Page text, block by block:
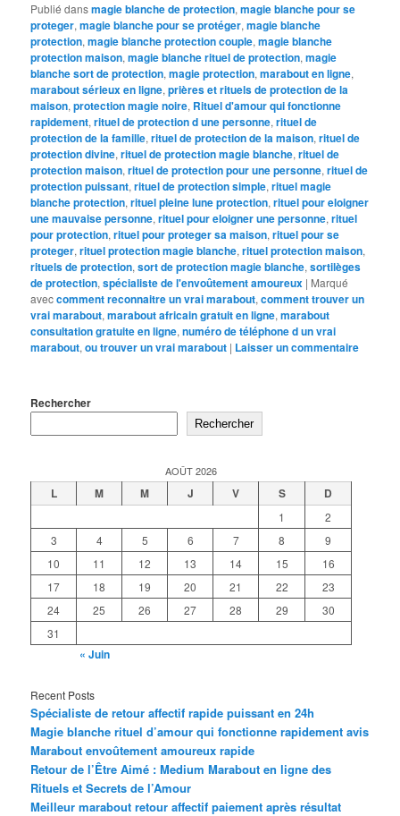
Publié dansmagie blanche de protection,magie blanche pour se
proteger,magie blanche pour se protéger,magie blanche
protection,magie blanche protection couple,magie blanche
protection maison,magie blanche rituel de protection,magie
blanche sort de protection,magie protection,marabout en ligne,
marabout sérieux en ligne,prières et rituels de protection de la
maison,protection magie noire, Rituel d'amour qui fonctionne
rapidement,rituel de protection d une personne,rituel de
protection de la famille,rituel de protection de la maison,rituel de
protection divine,rituel de protection magie blanche,rituel de
protection maison,rituel de protection pour une personne,rituel de
protection puissant,rituel de protection simple,rituel magie
blanche protection,rituel pleine lune protection,rituel pour eloigner
une mauvaise personne,rituel pour eloigner une personne,rituel
pour protection,rituel pour proteger sa maison,rituel pour se
proteger,rituel protection magie blanche,rituel protection maison,
rituels de protection,sort de protection magie blanche,sortilèges
de protection,spécialiste de l'envoûtement amoureux | Marqué
aveccomment reconnaitre un vrai marabout,comment trouver un
vrai marabout,marabout africain gratuit en ligne,marabout
consultation gratuite en ligne,numéro de téléphone d un vrai
marabout,ou trouver un vrai marabout | Laisser un commentaire
Rechercher
Rechercher
AOÛT 2026
L M M J V S D
1
2
3
4 5 6 7 8
9
10
11 12 13 14 15
16
17
18 19 20 21 22
23
24
25 26 27 28 29
30
31
« Juin
Recent Posts
Spécialiste de retour affectif rapide puissant en 24h
Magie blanche rituel d’amour qui fonctionne rapidement avis
Marabout envoûtement amoureux rapide
Retour de l’Être Aimé : Medium Marabout en ligne des
Rituels et Secrets de l’Amour
Meilleur marabout retour affectif paiement après résultat